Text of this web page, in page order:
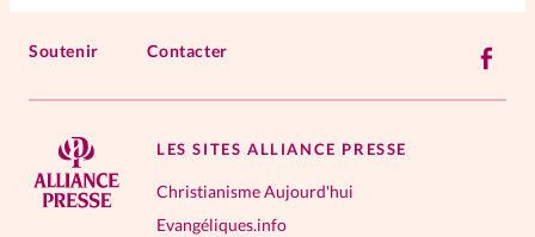
Soutenir Contacter
LES SITES ALLIANCE PRESSE
Christianisme Aujourd'hui
Evangéliques.info